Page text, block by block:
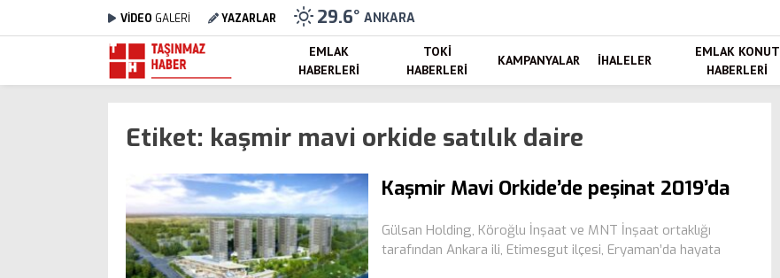
VİDEO GALERİ YAZARLAR 29.6° ANKARA
EMLAK
HABERLERI
TOKI
HABERLERI
KAMPANYALAR İHALELER
EMLAK KONUT
HABERLERI
Etiket: kaşmir mavi orkide satılık daire
Kaşmir Mavi Orkide’de peşinat 2019’da
Gülsan Holding, Köroğlu İnşaat ve MNT İnşaat ortaklığı
tarafından Ankara ili, Etimesgut ilçesi, Eryaman’da hayata